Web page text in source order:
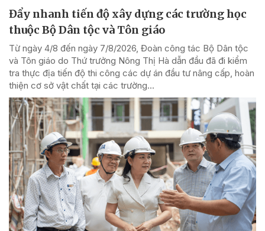
Đẩy nhanh tiến độ xây dựng các trường học
thuộc Bộ Dân tộc và Tôn giáo
Từ ngày 4/8 đến ngày 7/8/2026, Đoàn công tác Bộ Dân tộc
và Tôn giáo do Thứ trưởng Nông Thị Hà dẫn đầu đã đi kiểm
tra thực địa tiến độ thi công các dự án đầu tư nâng cấp, hoàn
thiện cơ sở vật chất tại các trường...